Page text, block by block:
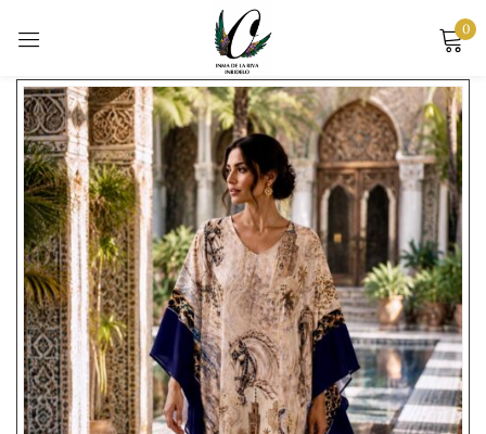
0
Mostrando los 10 resultados
Sign in
Remember me Lost password?
LOG IN
CREATE AN ACCOUNT